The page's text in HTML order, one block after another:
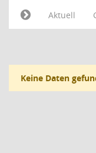
Aktuell
Keine Daten